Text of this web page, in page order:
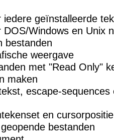
iedere geïnstalleerde
Windows en Unix
bestanden
weergave
met "Read Only"
maken
escape-sequences
en cursorpositie
bestanden